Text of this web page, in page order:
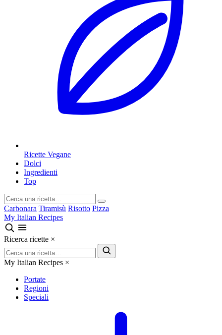
Ricette Vegane
Dolci
Ingredienti
Top
Carbonara Tiramisù Risotto Pizza
My Italian Recipes
Ricerca ricette ×
My Italian Recipes ×
Portate
Regioni
Speciali